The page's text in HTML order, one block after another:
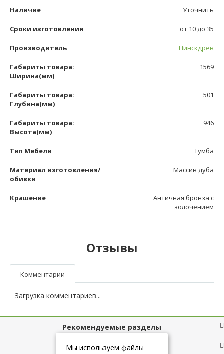
Наличие Уточнить
Сроки изготовления от 10 до 35
Производитель Пинскдрев
Габариты товара:
Ширина(мм)
1569
Габариты товара:
Глубина(мм)
501
Габариты товара:
Высота(мм)
946
Тип Мебели Тумба
Материал изготовления/
обивки
Массив дуба
Крашение
Античная бронза с
золочением
Отзывы
Комментарии
Загрузка комментариев...
Рекомендуемые разделы
Полезные ссылки
Мы используем файлы